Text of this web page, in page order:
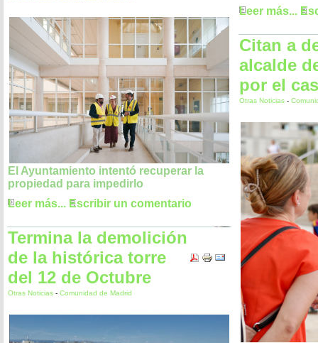
El Ayuntamiento intentó recuperar la
propiedad para impedirlo
Leer más... Escribir un comentario
Termina la demolición
de la histórica torre
del 12 de Octubre
Otras Noticias - Comunidad de Madrid
Leer más...
Citan a
alcalde
por el
Otras Noticias -